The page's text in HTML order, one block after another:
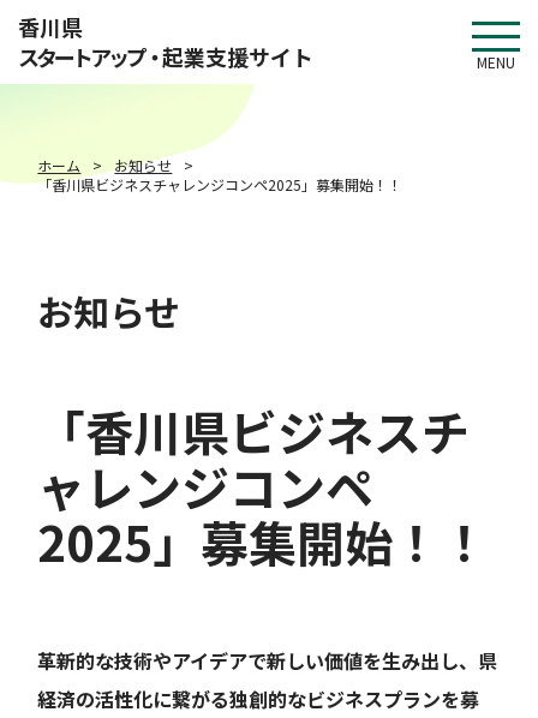
香川県
スタートアップ・起業支援サイト MENU
ホーム
お知らせ
「香川県ビジネスチャレンジコンペ2025」募集開始！！
お知らせ
「香川県ビジネスチ
ャレンジコンペ
2025」募集開始！！
革新的な技術やアイデアで新しい価値を生み出し、県
経済の活性化に繋がる独創的なビジネスプランを募